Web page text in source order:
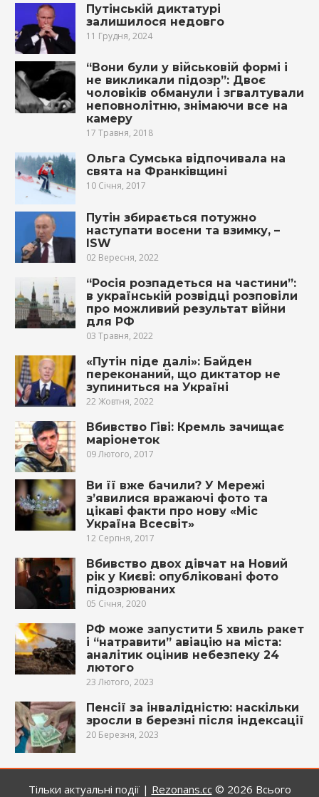
Путінській диктатурі
залишилося недовго
11 Грудня, 2024
“Вони були у військовій формі і
не викликали підозр”: Двоє
чоловіків обманули і згвалтували
неповнолітню, знімаючи все на
камеру
17 Травня, 2018
Ольга Сумська відпочивала на
свята на Франківщині
10 Січня, 2017
Путін збирається потужно
наступати восени та взимку, –
ISW
02 Вересня, 2022
“Росія розпадеться на частини”:
в українській розвідці розповіли
про можливий результат війни
для РФ
03 Травня, 2022
«Путін піде далі»: Байден
переконаний, що диктатор не
зупиниться на Україні
22 Жовтня, 2022
Вбивство Гіві: Кремль зачищає
маріонеток
09 Лютого, 2017
Ви її вже бачили? У Мережі
з’явилися вражаючі фото та
цікаві факти про нову «Міс
Україна Всесвіт»
12 Серпня, 2017
Вбивство двох дівчат на Новий
рік у Києві: опубліковані фото
підозрюваних
05 Січня, 2020
РФ може запустити 5 хвиль ракет
і “натравити” авіацію на міста:
аналітик оцінив небезпеку 24
лютого
23 Лютого, 2023
Пенсії за інвалідністю: наскільки
зросли в березні після індексації
20 Березня, 2023
Тільки актуальні події | Rezonans.сс © 2026 Всього